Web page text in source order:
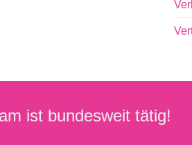
ist bundesweit tätig!